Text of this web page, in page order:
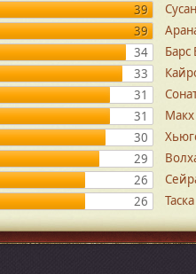
39
39
34
33
31
31
30
29
26
26
Барс
Таска